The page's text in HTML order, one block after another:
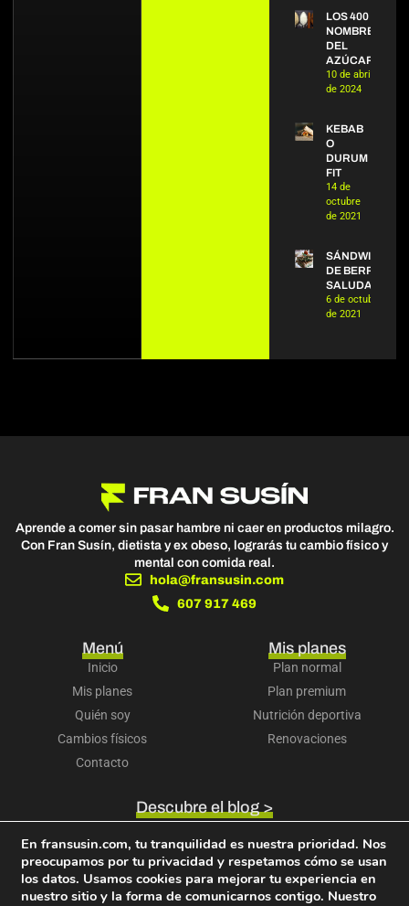
LOS 400
NOMBRES
DEL
AZÚCAR
10 de abril
de 2024
KEBAB
O
DURUM
FIT
14 de
octubre
de 2021
SÁNDWICH
DE BERROS
SALUDABLE
6 de octubre
de 2021
Aprende a comer sin pasar hambre ni caer en productos milagro.
Con Fran Susín, dietista y ex obeso, lograrás tu cambio físico y
mental con comida real.
hola@fransusin.com
607 917 469
Menú
Inicio
Mis planes
Quién soy
Cambios físicos
Contacto
Mis planes
Plan normal
Plan premium
Nutrición deportiva
Renovaciones
Descubre el blog >
Descubre mi libro >
Términos y condiciones
Política de privacidad
Política de cookies
Aviso legal
Política de devoluciones
En fransusin.com, tu tranquilidad es nuestra prioridad. Nos
preocupamos por tu privacidad y respetamos cómo se usan
los datos. Usamos cookies para mejorar tu experiencia en
nuestro sitio y la forma de comunicarnos contigo. Nuestro